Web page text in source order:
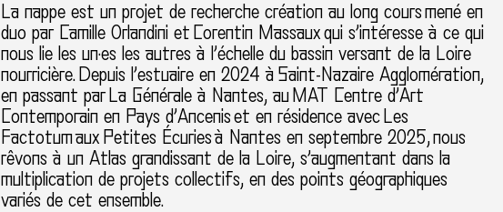
La nappe est un projet de recherche création au long coursmené en
duo par Camille Orlandini et Corentin Massauxqui s’intéresse à ce qui
nous lie les un·es les autres à l’échelle du bassin versant de la Loire
nourricière. Depuis l’estuaire en 2024 à Saint-Nazaire Agglomération,
en passant parLa Générale à Nantes, au MAT Centre d’Art
Contemporain en Pays d’Anceniset en résidence avec Les
Factotumaux Petites Écuriesà Nantes en septembre 2025,nous
rêvons à un Atlas grandissant de la Loire, s’augmentant dans la
multiplication de projets collectifs, en des points géographiques
variés de cet ensemble.